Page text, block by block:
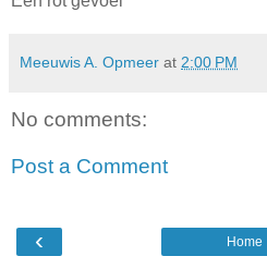
Meeuwis A. Opmeer at 2:00 PM
No comments:
Post a Comment
‹ Home